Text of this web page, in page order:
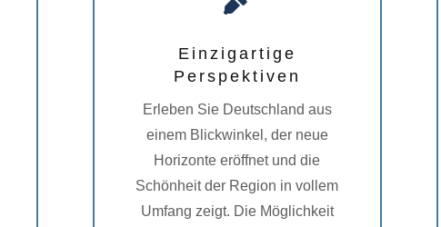
Einzigartige
Perspektiven
Erleben Sie Deutschland aus
einem Blickwinkel, der neue
Horizonte eröffnet und die
Schönheit der Region in vollem
Umfang zeigt. Die Möglichkeit